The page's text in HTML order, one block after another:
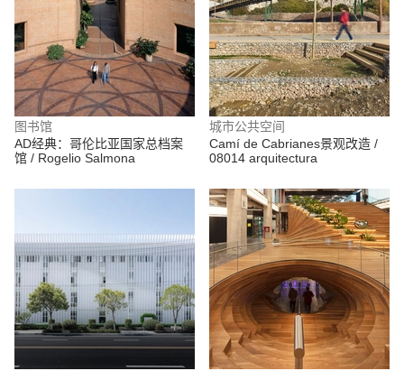
图书馆
AD经典：哥伦比亚国家总档案
馆 / Rogelio Salmona
城市公共空间
Camí de Cabrianes景观改造 /
08014 arquitectura